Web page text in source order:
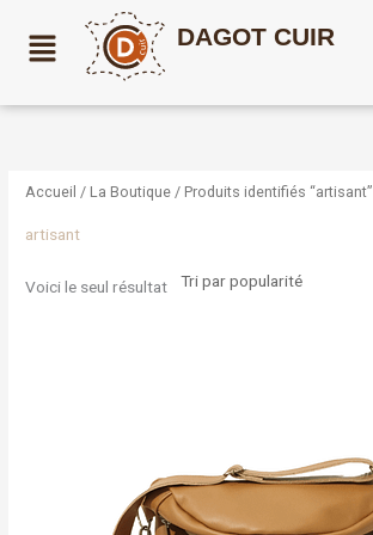
contenu
DAGOT CUIR
Accueil / La Boutique / Produits identifiés “artisant”
artisant
Voici le seul résultat
Les
peuvent